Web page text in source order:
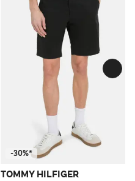
-30%*
TOMMY HILFIGER